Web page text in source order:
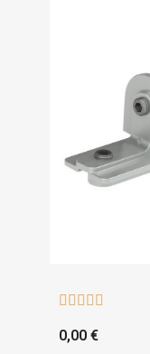
    
0,00 €